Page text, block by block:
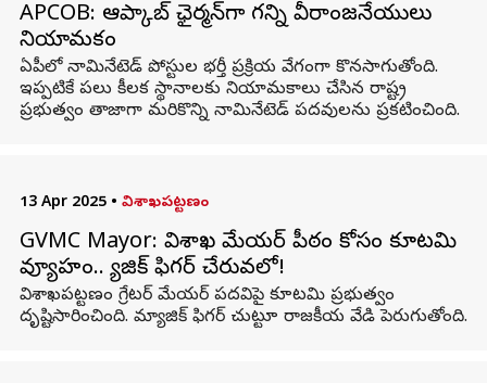
APCOB: ఆప్కాబ్‌ ఛైర్మన్‌గా గన్ని వీరాంజనేయులు
నియామకం
ఏపీలో నామినేటెడ్‌ పోస్టుల భర్తీ ప్రక్రియ వేగంగా కొనసాగుతోంది.
ఇప్పటికే పలు కీలక స్థానాలకు నియామకాలు చేసిన రాష్ట్ర
ప్రభుత్వం తాజాగా మరికొన్ని నామినేటెడ్‌ పదవులను ప్రకటించింది.
13 Apr 2025 • విశాఖపట్టణం
GVMC Mayor: విశాఖ మేయర్ పీఠం కోసం కూటమి
వ్యూహం.. మ్యాజిక్ ఫిగర్ చేరువలో!
విశాఖపట్టణం గ్రేటర్ మేయర్ పదవిపై కూటమి ప్రభుత్వం
దృష్టిసారించింది. మ్యాజిక్ ఫిగర్ చుట్టూ రాజకీయ వేడి పెరుగుతోంది.